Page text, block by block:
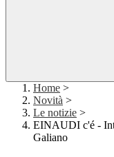
Home >
Novità >
Le notizie >
EINAUDI c'é -
Galiano